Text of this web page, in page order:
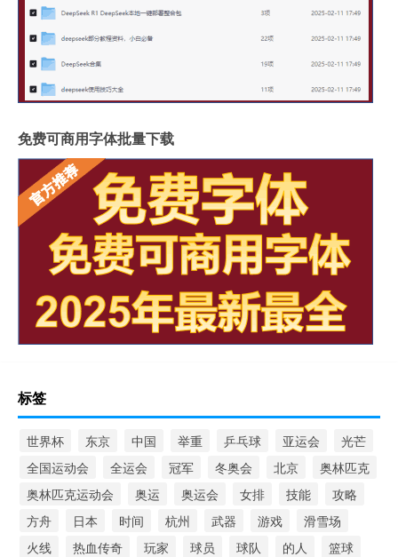
免费可商用字体批量下载
标签
世界杯 东京 中国 举重 乒乓球 亚运会
光芒
全国运动会
全运会 冠军 冬奥会 北京
奥林匹克
奥林匹克运动会
奥运 奥运会 女排 技能
攻略
方舟
日本 时间 杭州 武器 游戏
滑雪场
火线
热血传奇 玩家 球员 球队 的人
篮球